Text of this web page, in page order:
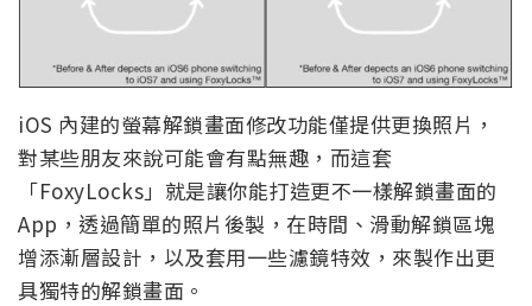
iOS 內建的螢幕解鎖畫面修改功能僅提供更換照片，
對某些朋友來說可能會有點無趣，而這套
「FoxyLocks」就是讓你能打造更不一樣解鎖畫面的
App，透過簡單的照片後製，在時間、滑動解鎖區塊
增添漸層設計，以及套用一些濾鏡特效，來製作出更
具獨特的解鎖畫面。